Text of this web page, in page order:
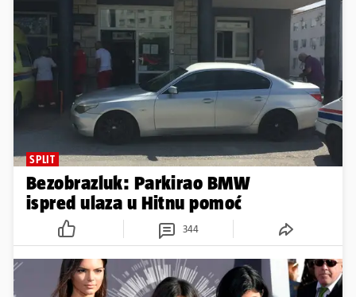
SPLIT
Bezobrazluk: Parkirao BMW
ispred ulaza u Hitnu pomoć
344